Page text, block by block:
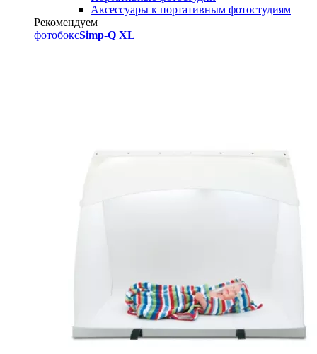
Аксессуары к портативным фотостудиям
Рекомендуем
фотобоксSimp-Q XL